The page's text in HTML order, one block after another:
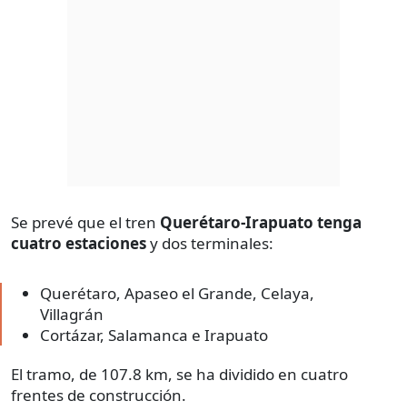
Se prevé que el tren Querétaro-Irapuato tenga
cuatro estacionesy dos terminales:
Querétaro, Apaseo el Grande, Celaya,
Villagrán
Cortázar, Salamanca e Irapuato
El tramo, de 107.8 km, se ha dividido en cuatro
frentes de construcción.